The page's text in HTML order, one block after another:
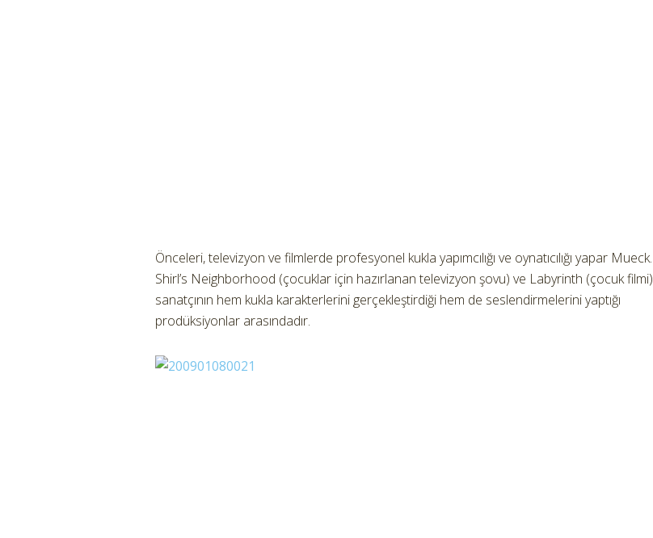
Önceleri, televizyon ve filmlerde profesyonel kukla yapımcılığı ve oynatıcılığı yapar Mueck.
Shirl’s Neighborhood (çocuklar için hazırlanan televizyon şovu) ve Labyrinth (çocuk filmi)
sanatçının hem kukla karakterlerini gerçekleştirdiği hem de seslendirmelerini yaptığı
prodüksiyonlar arasındadır.